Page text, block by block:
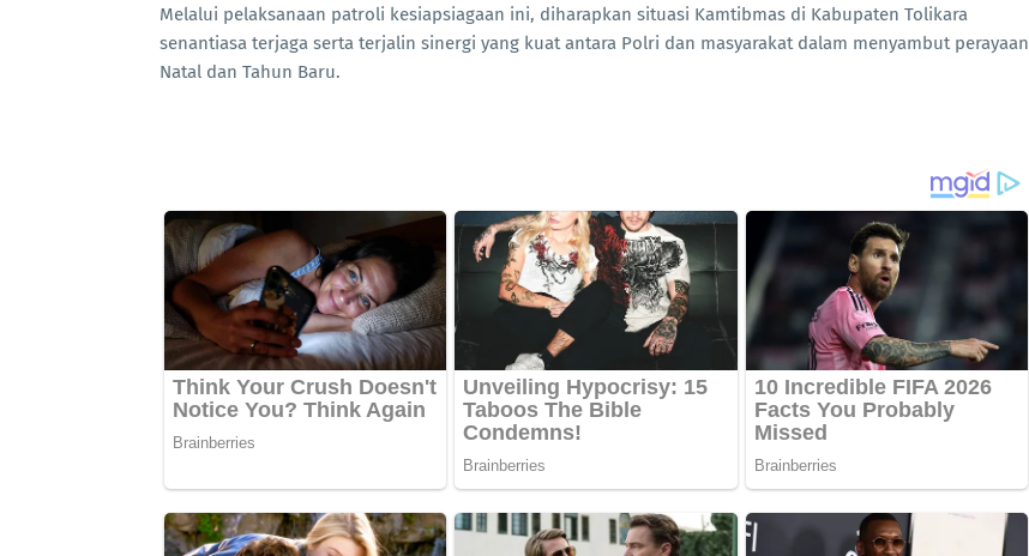
Melalui pelaksanaan patroli kesiapsiagaan ini, diharapkan situasi Kamtibmas di Kabupaten Tolikara
senantiasa terjaga serta terjalin sinergi yang kuat antara Polri dan masyarakat dalam menyambut perayaan
Natal dan Tahun Baru.